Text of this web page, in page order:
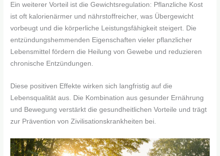
Ein weiterer Vorteil ist die Gewichtsregulation: Pflanzliche Kost
ist oft kalorienärmer und nährstoffreicher, was Übergewicht
vorbeugt und die körperliche Leistungsfähigkeit steigert. Die
entzündungshemmenden Eigenschaften vieler pflanzlicher
Lebensmittel fördern die Heilung von Gewebe und reduzieren
chronische Entzündungen.
Diese positiven Effekte wirken sich langfristig auf die
Lebensqualität aus. Die Kombination aus gesunder Ernährung
und Bewegung verstärkt die gesundheitlichen Vorteile und trägt
zur Prävention von Zivilisationskrankheiten bei.